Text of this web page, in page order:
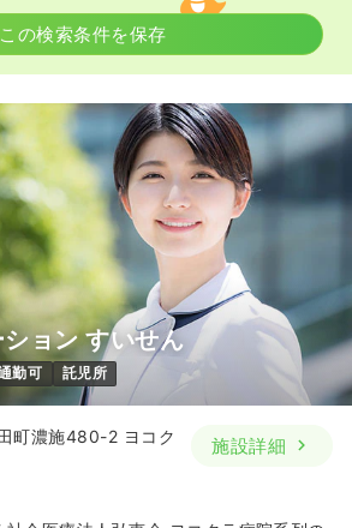
る 詳細を見る
） 一時募集休止
円以上可
る 詳細を見る
・准看護師 精神科病院
この検索条件を保存
ョン すいせん
勤可 託児所
町濃施480-2 ヨコク
施設詳細